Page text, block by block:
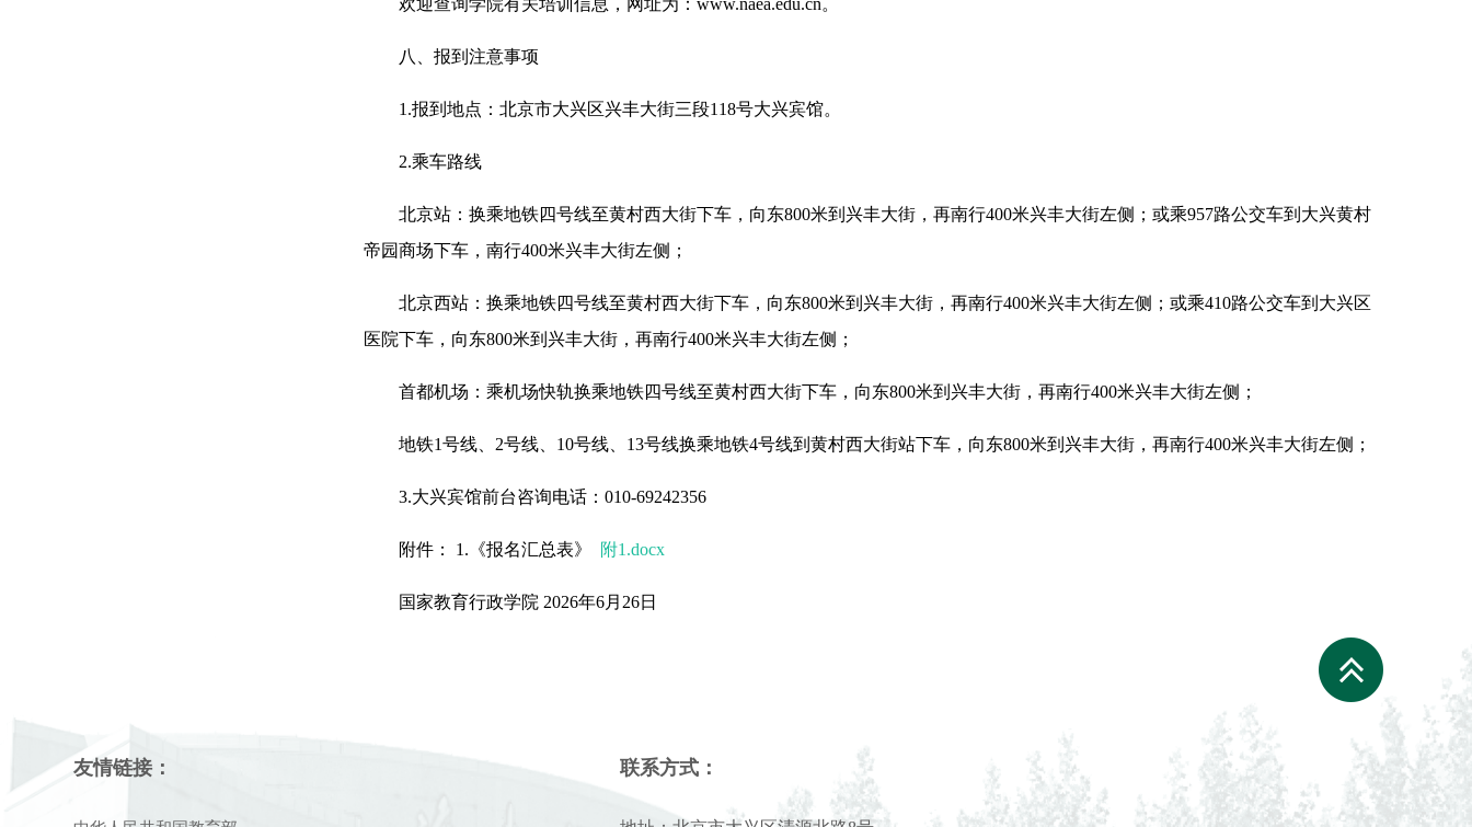
欢迎查询学院有关培训信息，网址为：www.naea.edu.cn。
八、报到注意事项
1.报到地点：北京市大兴区兴丰大街三段118号大兴宾馆。
2.乘车路线
北京站：换乘地铁四号线至黄村西大街下车，向东800米到兴丰大街，再南行400米兴丰大街左侧；或乘957路公交车到大兴黄村
帝园商场下车，南行400米兴丰大街左侧；
北京西站：换乘地铁四号线至黄村西大街下车，向东800米到兴丰大街，再南行400米兴丰大街左侧；或乘410路公交车到大兴区
医院下车，向东800米到兴丰大街，再南行400米兴丰大街左侧；
首都机场：乘机场快轨换乘地铁四号线至黄村西大街下车，向东800米到兴丰大街，再南行400米兴丰大街左侧；
地铁1号线、2号线、10号线、13号线换乘地铁4号线到黄村西大街站下车，向东800米到兴丰大街，再南行400米兴丰大街左侧；
3.大兴宾馆前台咨询电话：010-69242356
附件： 1.《报名汇总表》 附1.docx
国家教育行政学院 2026年6月26日
友情链接： 联系方式：